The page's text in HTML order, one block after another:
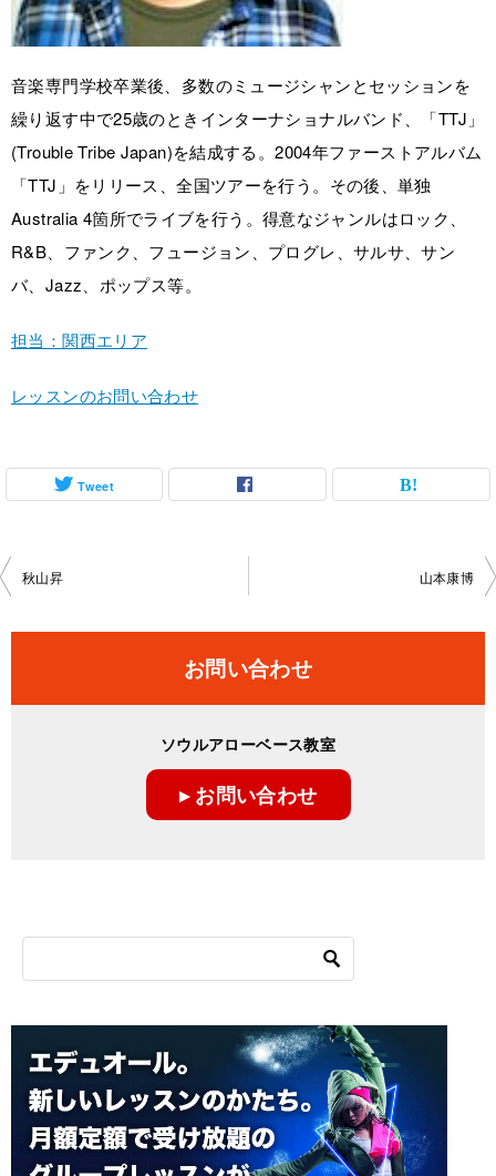
音楽専門学校卒業後、多数のミュージシャンとセッションを
繰り返す中で25歳のときインターナショナルバンド、「TTJ」
(Trouble Tribe Japan)を結成する。2004年ファーストアルバム
「TTJ」をリリース、全国ツアーを行う。その後、単独
Australia 4箇所でライブを行う。得意なジャンルはロック、
R&B、ファンク、フュージョン、プログレ、サルサ、サン
バ、Jazz、ポップス等。
担当：関西エリア
レッスンのお問い合わせ
Tweet
投
ビ
秋山昇 山本康博
お問い合わせ
ソウルアローベース教室
▸ お問い合わせ